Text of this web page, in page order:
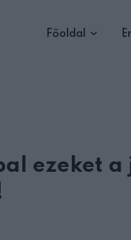
Főoldal
ezeket